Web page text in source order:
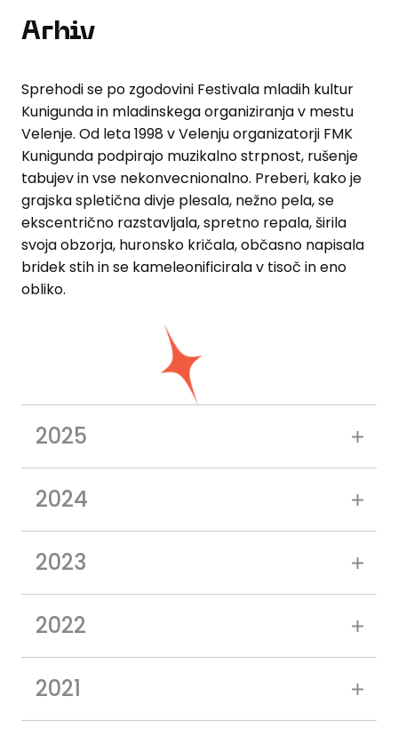
Arhiv
Sprehodi se po zgodovini Festivala mladih kultur
Kunigunda in mladinskega organiziranja v mestu
Velenje. Od leta 1998 v Velenju organizatorji FMK
Kunigunda podpirajo muzikalno strpnost, rušenje
tabujev in vse nekonvecnionalno. Preberi, kako je
grajska spletična divje plesala, nežno pela, se
ekscentrično razstavljala, spretno repala, širila
svoja obzorja, huronsko kričala, občasno napisala
bridek stih in se kameleonificirala v tisoč in eno
obliko.
2025
2024
2023
2022
2021